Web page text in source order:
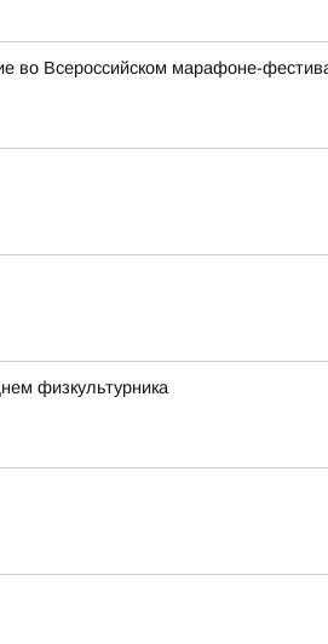
во Всероссийском марафоне-
физкультурника